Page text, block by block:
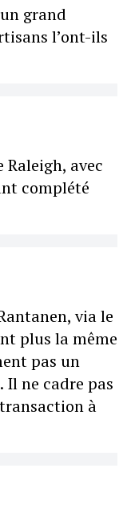
grand
l’ont-ils
avec
complété
via le
plus la même
pas un
ne cadre pas
à